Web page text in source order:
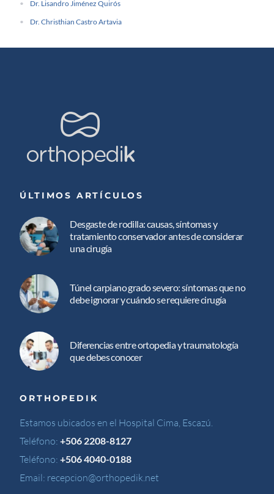
Dr. Lisandro Jiménez Quirós
Dr. Christhian Castro Artavia
ÚLTIMOS ARTÍCULOS
Desgaste de rodilla: causas, síntomas y
tratamiento conservador antes de considerar
una cirugía
Túnel carpiano grado severo: síntomas que no
debe ignorar y cuándo se requiere cirugía
Diferencias entre ortopedia y traumatología
que debes conocer
ORTHOPEDIK
Estamos ubicados en el Hospital Cima, Escazú.
Teléfono:+506 2208-8127
Teléfono:+506 4040-0188
Email: recepcion@orthopedik.net